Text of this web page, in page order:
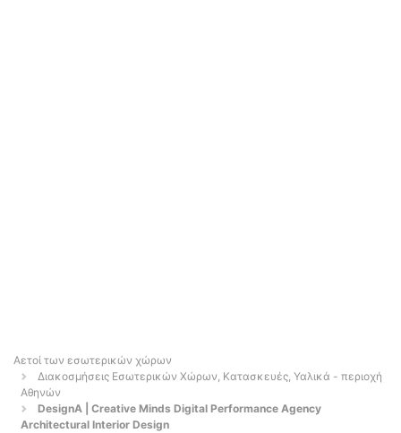
Αετοί των εσωτερικών χώρων
Διακοσμήσεις Εσωτερικών Χώρων, Κατασκευές, Υαλικά - περιοχή
Αθηνών
DesignA | Creative Minds ︎Digital Performance Agency
︎Architectural Interior Design